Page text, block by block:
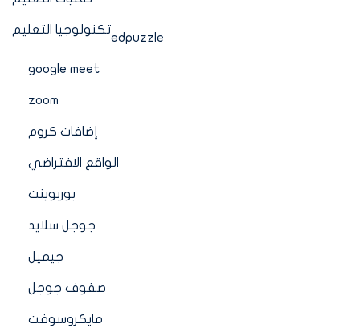
تكنولوجيا التعليم
edpuzzle
google meet
zoom
إضافات كروم
الواقع الافتراضي
بوربوينت
جوجل سلايد
جيميل
صفوف جوجل
مايكروسوفت